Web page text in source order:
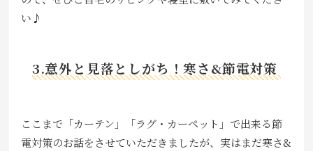
い♪
3.意外と見落としがち！寒さ&節電対策
ここまで「カーテン」「ラグ・カーペット」で出来る節
電対策のお話をさせていただきましたが、実はまだ寒さ&